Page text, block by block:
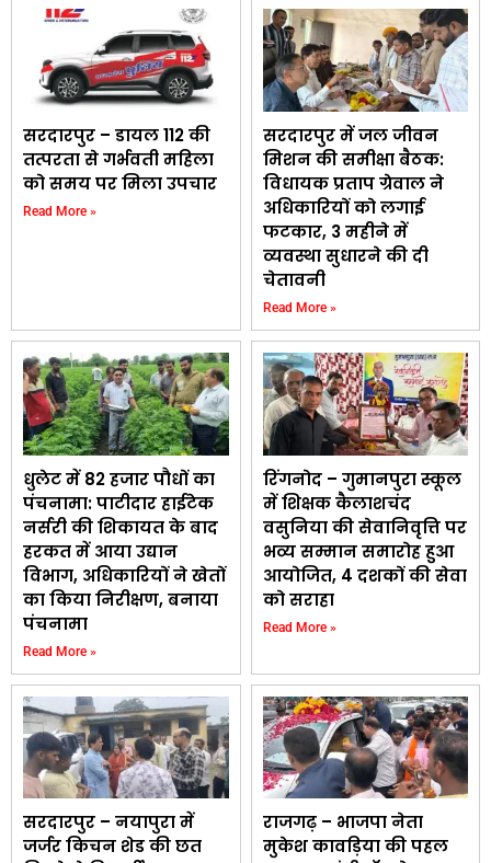
सरदारपुर – डायल 112 की
तत्परता से गर्भवती महिला
को समय पर मिला उपचार
Read More »
सरदारपुर में जल जीवन
मिशन की समीक्षा बैठक:
विधायक प्रताप ग्रेवाल ने
अधिकारियों को लगाई
फटकार, 3 महीने में
व्यवस्था सुधारने की दी
चेतावनी
Read More »
धुलेट में 82 हजार पौधों का
पंचनामा: पाटीदार हाईटेक
नर्सरी की शिकायत के बाद
हरकत में आया उद्यान
विभाग, अधिकारियों ने खेतों
का किया निरीक्षण, बनाया
पंचनामा
Read More »
रिंगनोद – गुमानपुरा स्कूल
में शिक्षक कैलाशचंद
वसुनिया की सेवानिवृत्ति पर
भव्य सम्मान समारोह हुआ
आयोजित, 4 दशकों की सेवा
को सराहा
Read More »
सरदारपुर – नयापुरा में
जर्जर किचन शेड की छत
राजगढ़ – भाजपा नेता
मुकेश कावड़िया की पहल